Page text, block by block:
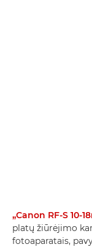
„Canon RF-S 10-
platų žiūrėjimo
fotoaparatais,